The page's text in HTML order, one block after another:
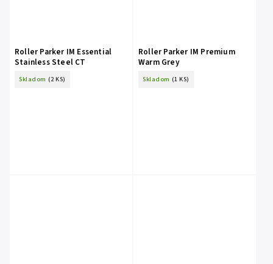
Roller Parker IM Essential
Stainless Steel CT
Skladom (2 KS)
Roller Parker IM Premium
Warm Grey
Skladom (1 KS)